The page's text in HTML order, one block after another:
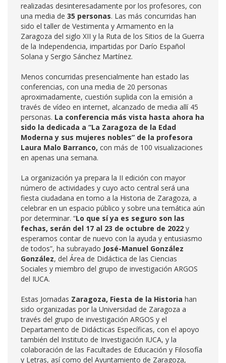
realizadas desinteresadamente por los profesores, con
una media de 35 personas. Las más concurridas han
sido el taller de Vestimenta y Armamento en la
Zaragoza del siglo XII y la Ruta de los Sitios de la Guerra
de la Independencia, impartidas por Darío Español
Solana y Sergio Sánchez Martínez.
Menos concurridas presencialmente han estado las
conferencias, con una media de 20 personas
aproximadamente, cuestión suplida con la emisión a
través de vídeo en internet, alcanzado de media allí 45
personas. La conferencia más vista hasta ahora ha
sido la dedicada a “La Zaragoza de la Edad
Moderna y sus mujeres nobles” de la profesora
Laura Malo Barranco, con más de 100 visualizaciones
en apenas una semana.
La organización ya prepara la II edición con mayor
número de actividades y cuyo acto central será una
fiesta ciudadana en torno a la Historia de Zaragoza, a
celebrar en un espacio público y sobre una temática aún
por determinar. “Lo que sí ya es seguro son las
fechas, serán del 17 al 23 de octubre de 2022 y
esperamos contar de nuevo con la ayuda y entusiasmo
de todos”, ha subrayado José-Manuel González
González, del Área de Didáctica de las Ciencias
Sociales y miembro del grupo de investigación ARGOS
del IUCA.
Estas Jornadas Zaragoza, Fiesta de la Historia han
sido organizadas por la Universidad de Zaragoza a
través del grupo de investigación ARGOS y el
Departamento de Didácticas Específicas, con el apoyo
también del Instituto de Investigación IUCA, y la
colaboración de las Facultades de Educación y Filosofía
y Letras, así como del Ayuntamiento de Zaragoza,